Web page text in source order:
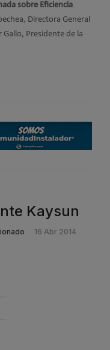
sobre Eficiencia
Directora General
Gallo, Presidente de la
Kaysun
16 Abr 2014